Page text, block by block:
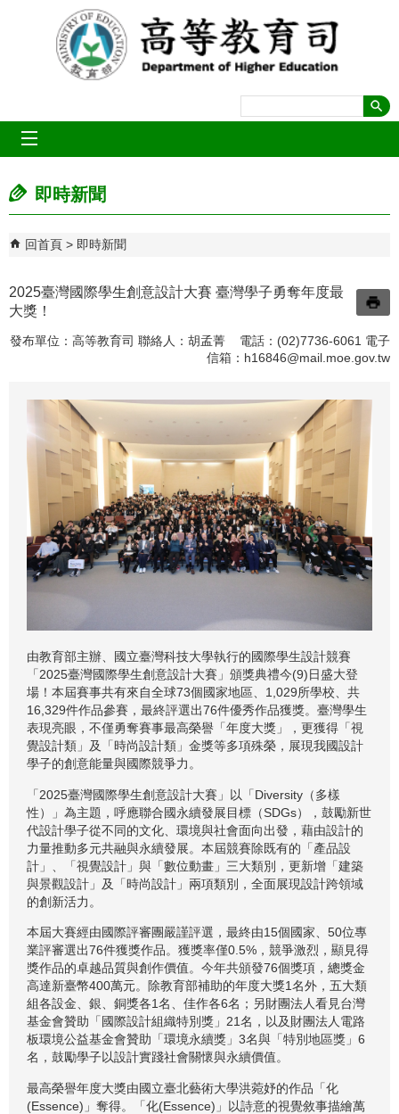
跳到主要內容區塊
即時新聞
回首頁 即時新聞
2025臺灣國際學生創意設計大賽 臺灣學子勇奪年度最
大獎！
發布單位：高等教育司 聯絡人：胡孟菁 電話：(02)7736-6061 電子
信箱： h16846@mail.moe.gov.tw
由教育部主辦、國立臺灣科技大學執行的國際學生設計競賽
「2025臺灣國際學生創意設計大賽」頒獎典禮今(9)日盛大登
場！本屆賽事共有來自全球73個國家地區、1,029所學校、共
16,329件作品參賽，最終評選出76件優秀作品獲獎。臺灣學生
表現亮眼，不僅勇奪賽事最高榮譽「年度大獎」，更獲得「視
覺設計類」及「時尚設計類」金獎等多項殊榮，展現我國設計
學子的創意能量與國際競爭力。
「2025臺灣國際學生創意設計大賽」以「Diversity（多樣
性）」為主題，呼應聯合國永續發展目標（SDGs），鼓勵新世
代設計學子從不同的文化、環境與社會面向出發，藉由設計的
力量推動多元共融與永續發展。本屆競賽除既有的「產品設
計」、「視覺設計」與「數位動畫」三大類別，更新增「建築
與景觀設計」及「時尚設計」兩項類別，全面展現設計跨領域
的創新活力。
本屆大賽經由國際評審團嚴謹評選，最終由15個國家、50位專
業評審選出76件獲獎作品。獲獎率僅0.5%，競爭激烈，顯見得
獎作品的卓越品質與創作價值。今年共頒發76個獎項，總獎金
高達新臺幣400萬元。除教育部補助的年度大獎1名外，五大類
組各設金、銀、銅獎各1名、佳作各6名；另財團法人看見台灣
基金會贊助「國際設計組織特別獎」21名，以及財團法人電路
板環境公益基金會贊助「環境永續獎」3名與「特別地區獎」6
名，鼓勵學子以設計實踐社會關懷與永續價值。
最高榮譽年度大獎由國立臺北藝術大學洪菀妤的作品「化
(Essence)」奪得。「化(Essence)」以詩意的視覺敘事描繪萬